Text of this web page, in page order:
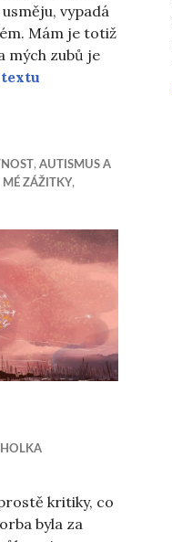
vypadá
Mám je totiž
mých zubů je
, AUTISMUS A
MÉ ZÁŽITKY,
kritiky, co
byla za